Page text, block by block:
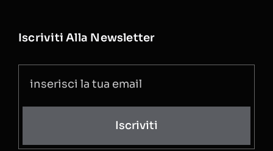
Iscriviti Alla Newsletter
Iscriviti